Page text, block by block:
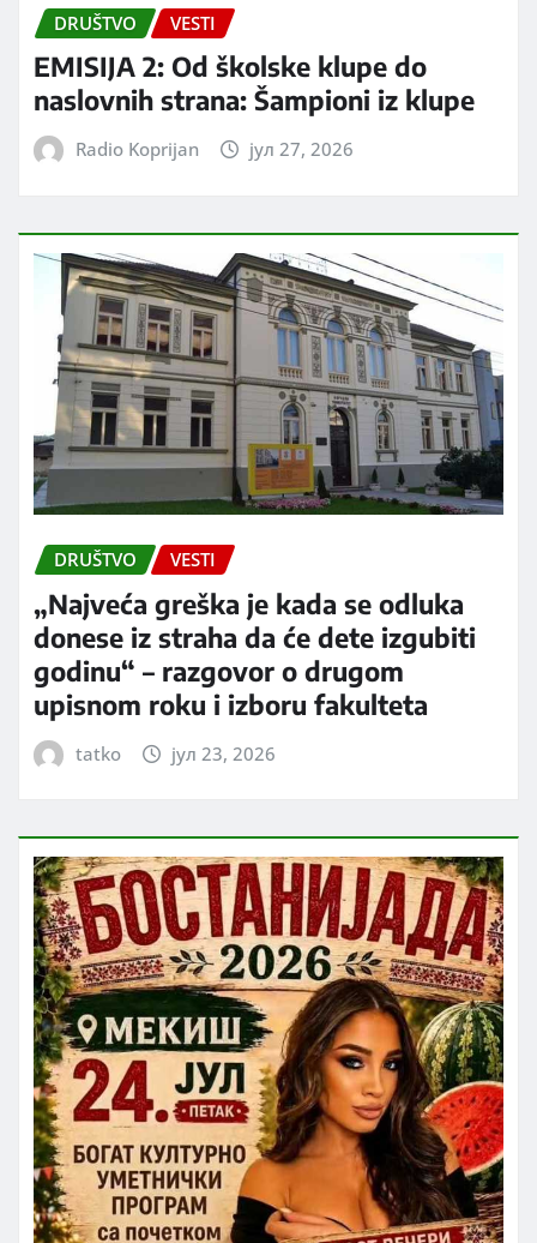
DRUŠTVO VESTI
EMISIJA 2: Od školske klupe do
naslovnih strana: Šampioni iz klupe
Radio Koprijan јул 27, 2026
DRUŠTVO VESTI
„Najveća greška je kada se odluka
donese iz straha da će dete izgubiti
godinu“ – razgovor o drugom
upisnom roku i izboru fakulteta
tatko јул 23, 2026